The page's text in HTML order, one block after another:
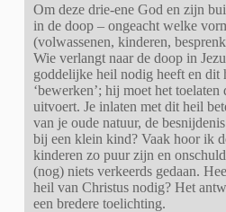
Om deze drie-ene God en zijn
in de doop – ongeacht welke
(volwassenen, kinderen,
Wie verlangt naar de doop in
goddelijke heil nodig heeft en dit
‘bewerken’; hij moet het
uitvoert. Je inlaten met dit heil
van je oude natuur, de
bij een klein kind? Vaak hoor ik
kinderen zo puur zijn en
(nog) niets verkeerds gedaan.
heil van Christus nodig? Het
een bredere toelichting.